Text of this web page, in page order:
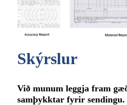
Skýrslur
Við munum leggja fram
samþykktar fyrir sendingu.